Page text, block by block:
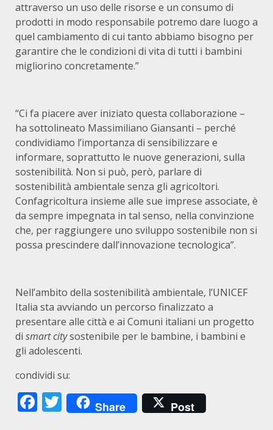
attraverso un uso delle risorse e un consumo di
prodotti in modo responsabile potremo dare luogo a
quel cambiamento di cui tanto abbiamo bisogno per
garantire che le condizioni di vita di tutti i bambini
migliorino concretamente.”
“Ci fa piacere aver iniziato questa collaborazione –
ha sottolineato Massimiliano Giansanti – perché
condividiamo l’importanza di sensibilizzare e
informare, soprattutto le nuove generazioni, sulla
sostenibilità. Non si può, però, parlare di
sostenibilità ambientale senza gli agricoltori.
Confagricoltura insieme alle sue imprese associate, è
da sempre impegnata in tal senso, nella convinzione
che, per raggiungere uno sviluppo sostenibile non si
possa prescindere dall’innovazione tecnologica”.
Nell’ambito della sostenibilità ambientale, l’UNICEF
Italia sta avviando un percorso finalizzato a
presentare alle città e ai Comuni italiani un progetto
di smart citysostenibile per le bambine, i bambini e
gli adolescenti.
condividi su:
Facebook
Twitter
Share Post